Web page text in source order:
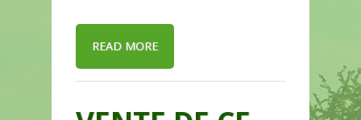
READ MORE